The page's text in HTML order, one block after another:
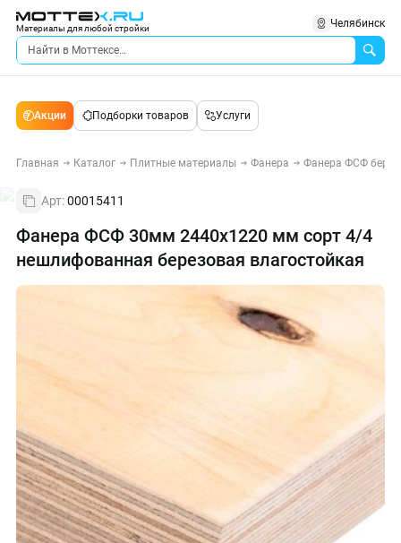
Материалы для любой стройки Челябинск
Акции Подборки товаров Услуги
Главная Каталог Плитные материалы Фанера Фанера ФСФ
Арт:00015411
Фанера ФСФ 30мм 2440х1220 мм сорт 4/4
нешлифованная березовая влагостойкая